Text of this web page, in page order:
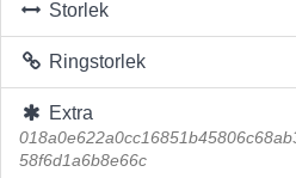
Storlek
Ringstorlek
Extra
58f6d1a6b8e66c